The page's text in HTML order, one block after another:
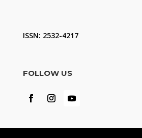
ISSN: 2532-4217
FOLLOW US